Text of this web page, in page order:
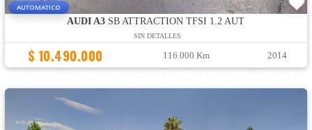
AUTOMATICO
AUDI A3 SB ATTRACTION TFSI 1.2 AUT
SIN DETALLES
$ 10.490.000 116.000 Km 2014